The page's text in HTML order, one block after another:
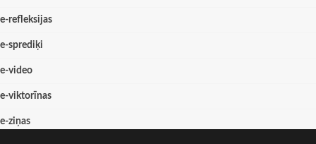
e-refleksijas
e-sprediķi
e-video
e-viktorīnas
e-ziņas